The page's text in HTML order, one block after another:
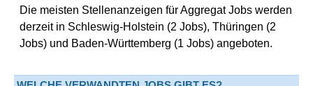
Die meisten Stellenanzeigen für Aggregat Jobs werden
derzeit in Schleswig-Holstein (2 Jobs), Thüringen (2
Jobs) und Baden-Württemberg (1 Jobs) angeboten.